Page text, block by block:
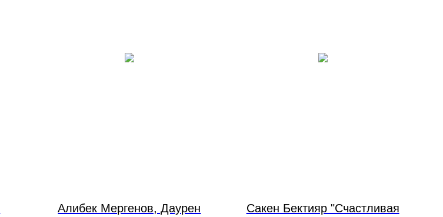
Алибек Мергенов, Даурен
Сакен Бектияр "Счастливая